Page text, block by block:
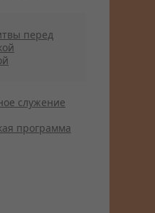
перед
служение
программа